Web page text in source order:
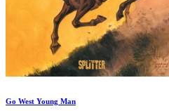
Go West Young Man